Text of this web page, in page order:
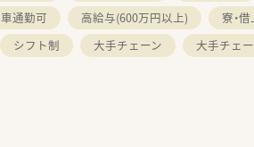
車通勤可 高給与(600万円以上) 寮・
シフト制 大手チェーン 大手チェ